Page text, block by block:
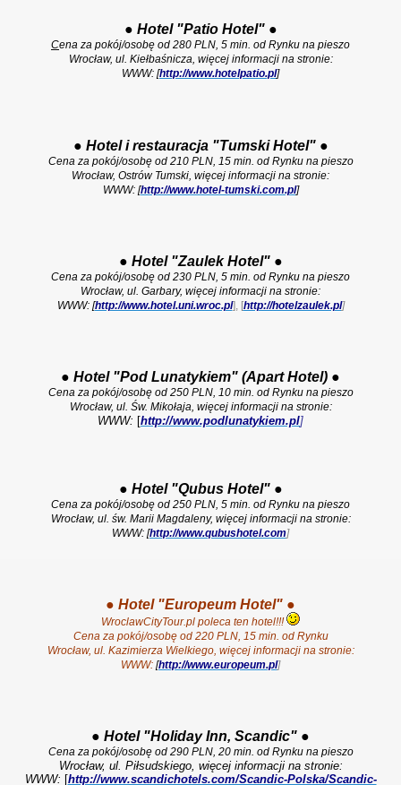
● Hotel "Patio Hotel" ●
Cena za pokój/osobę od 280 PLN, 5 min. od Rynku na pieszo
Wrocław, ul. Kiełbaśnicza, więcej informacji na stronie:
WWW: [http://www.hotelpatio.pl]
● Hotel i restauracja "Tumski Hotel" ●
Cena za pokój/osobę od 210 PLN, 15 min. od Rynku na pieszo
Wrocław, Ostrów Tumski, więcej informacji na stronie:
WWW: [http://www.hotel-tumski.com.pl]
● Hotel "Zaulek Hotel" ●
Cena za pokój/osobę od 230 PLN, 5 min. od Rynku na pieszo
Wrocław, ul. Garbary, więcej informacji na stronie:
WWW: [http://www.hotel.uni.wroc.pl], [http://hotelzaulek.pl]
● Hotel "Pod Lunatykiem" (Apart Hotel) ●
Cena za pokój/osobę od 250 PLN, 10 min. od Rynku na pieszo
Wrocław, ul. Św. Mikołaja, więcej informacji na stronie:
WWW: [http://www.podlunatykiem.pl]
● Hotel "Qubus Hotel" ●
Cena za pokój/osobę od 250 PLN, 5 min. od Rynku na pieszo
Wrocław, ul. św. Marii Magdaleny, więcej informacji na stronie:
WWW: [http://www.qubushotel.com]
● Hotel "Europeum Hotel" ●
WroclawCityTour.pl poleca ten hotel!!!
Cena za pokój/osobę od 220 PLN, 15 min. od Rynku
Wrocław, ul. Kazimierza Wielkiego, więcej informacji na stronie:
WWW: [http://www.europeum.pl]
● Hotel "Holiday Inn, Scandic" ●
Cena za pokój/osobę od 290 PLN, 20 min. od Rynku na pieszo
Wrocław, ul. Piłsudskiego, więcej informacji na stronie:
WWW: [http://www.scandichotels.com/Scandic-Polska/Scandic-